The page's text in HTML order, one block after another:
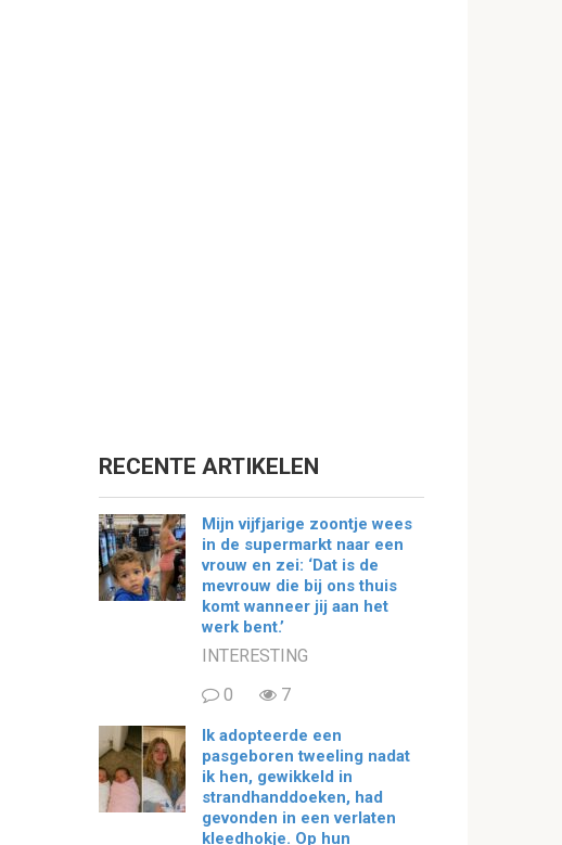
RECENTE ARTIKELEN
Mijn vijfjarige zoontje wees
in de supermarkt naar een
vrouw en zei: ‘Dat is de
mevrouw die bij ons thuis
komt wanneer jij aan het
werk bent.’
INTERESTING
0
7
Ik adopteerde een
pasgeboren tweeling nadat
ik hen, gewikkeld in
strandhanddoeken, had
gevonden in een verlaten
kleedhokje. Op hun